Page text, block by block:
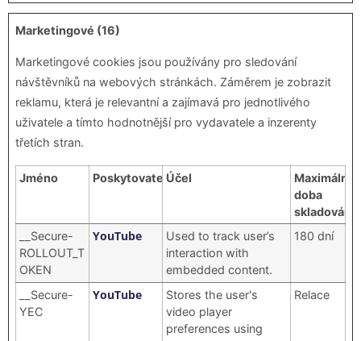
Marketingové (16)
Marketingové cookies jsou používány pro sledování
návštěvníků na webových stránkách. Záměrem je zobrazit
reklamu, která je relevantní a zajímavá pro jednotlivého
uživatele a tímto hodnotnější pro vydavatele a inzerenty
třetích stran.
Jméno Poskytovatel Účel
Maximální
doba
skladování
__Secure-
ROLLOUT_T
OKEN
YouTube
Used to track user’s
interaction with
embedded content.
180 dní
__Secure-
YEC
YouTube
Stores the user's
video player
preferences using
Relace